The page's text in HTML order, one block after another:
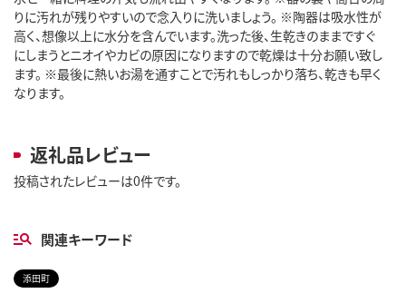
りに汚れが残りやすいので念入りに洗いましょう。 ※陶器は吸水性が
高く、想像以上に水分を含んでいます。洗った後、生乾きのままですぐ
にしまうとニオイやカビの原因になりますので乾燥は十分お願い致し
ます。 ※最後に熱いお湯を通すことで汚れもしっかり落ち、乾きも早く
なります。
返礼品レビュー
投稿されたレビューは0件です。
関連キーワード
添田町